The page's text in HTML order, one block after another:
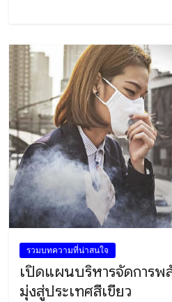
รวมบทความที่น่าสนใจ
เปิดแผนบริหารจัดการพ
มุ่งสู่ประเทศสีเขียว